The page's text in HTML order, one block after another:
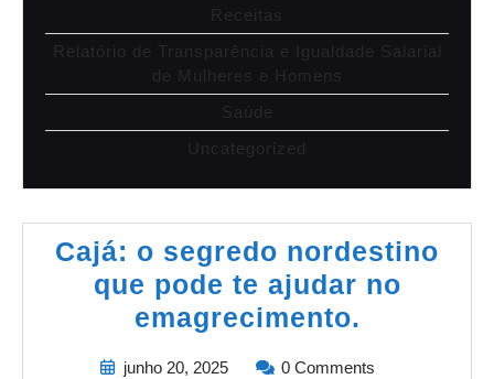
Receitas
Relatório de Transparência e Igualdade Salarial
de Mulheres e Homens
Saúde
Uncategorized
Cajá: o segredo nordestino
que pode te ajudar no
emagrecimento.
junho 20, 2025 0 Comments